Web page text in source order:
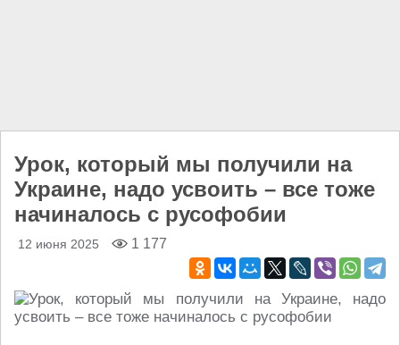
Урок, который мы получили на
Украине, надо усвоить – все тоже
начиналось с русофобии
12 июня 2025 1 177